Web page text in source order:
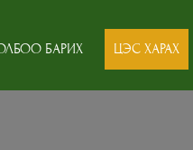
БАРИХ ЦЭС ХАРАХ